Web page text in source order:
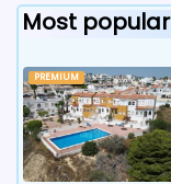
Most popular
PREMIUM